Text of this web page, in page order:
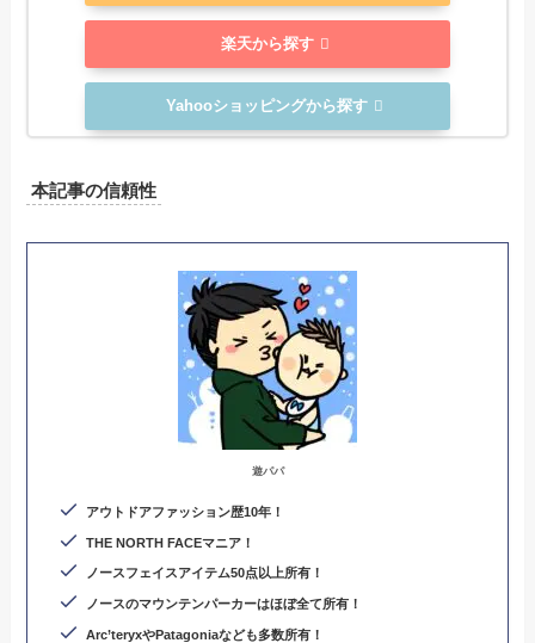
楽天から探す
Yahooショッピングから探す
本記事の信頼性
遊パパ
アウトドアファッション歴10年！
THE NORTH FACEマニア！
ノースフェイスアイテム50点以上所有！
ノースのマウンテンパーカーはほぼ全て所有！
Arc’teryxやPatagoniaなども多数所有 ！